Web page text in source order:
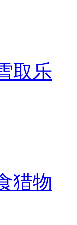
取乐
猎物